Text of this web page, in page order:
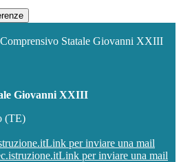
Statale Giovanni XXIII
Giovanni XXIII
(TE)
Link per inviare una mail
Link per inviare una mail